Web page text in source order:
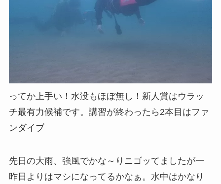
ってか上手い！水没もほぼ無し！新人賞はウラッ
チ最有力候補です。講習が終わったら2本目はファ
ンダイブ
先日の大雨、強風でかな～りニゴッてましたが一
昨日よりはマシになってるかなぁ。水中はかなり